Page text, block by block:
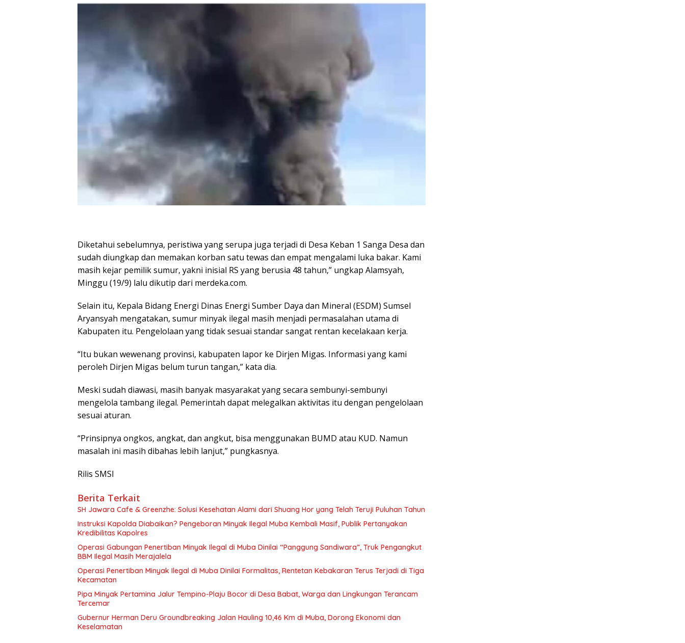
Diketahui sebelumnya, peristiwa yang serupa juga terjadi di Desa Keban 1 Sanga Desa dan
sudah diungkap dan memakan korban satu tewas dan empat mengalami luka bakar. Kami
masih kejar pemilik sumur, yakni inisial RS yang berusia 48 tahun,” ungkap Alamsyah,
Minggu (19/9) lalu dikutip dari merdeka.com.
Selain itu, Kepala Bidang Energi Dinas Energi Sumber Daya dan Mineral (ESDM) Sumsel
Aryansyah mengatakan, sumur minyak ilegal masih menjadi permasalahan utama di
Kabupaten itu. Pengelolaan yang tidak sesuai standar sangat rentan kecelakaan kerja.
“Itu bukan wewenang provinsi, kabupaten lapor ke Dirjen Migas. Informasi yang kami
peroleh Dirjen Migas belum turun tangan,” kata dia.
Meski sudah diawasi, masih banyak masyarakat yang secara sembunyi-sembunyi
mengelola tambang ilegal. Pemerintah dapat melegalkan aktivitas itu dengan pengelolaan
sesuai aturan.
“Prinsipnya ongkos, angkat, dan angkut, bisa menggunakan BUMD atau KUD. Namun
masalah ini masih dibahas lebih lanjut,” pungkasnya.
Rilis SMSI
Berita Terkait
SH Jawara Cafe & Greenzhe: Solusi Kesehatan Alami dari Shuang Hor yang Telah Teruji Puluhan Tahun
Instruksi Kapolda Diabaikan? Pengeboran Minyak Ilegal Muba Kembali Masif, Publik Pertanyakan
Kredibilitas Kapolres
Operasi Gabungan Penertiban Minyak Ilegal di Muba Dinilai “Panggung Sandiwara”, Truk Pengangkut
BBM Ilegal Masih Merajalela
Operasi Penertiban Minyak Ilegal di Muba Dinilai Formalitas, Rentetan Kebakaran Terus Terjadi di Tiga
Kecamatan
Pipa Minyak Pertamina Jalur Tempino-Plaju Bocor di Desa Babat, Warga dan Lingkungan Terancam
Tercemar
Gubernur Herman Deru Groundbreaking Jalan Hauling 10,46 Km di Muba, Dorong Ekonomi dan
Keselamatan